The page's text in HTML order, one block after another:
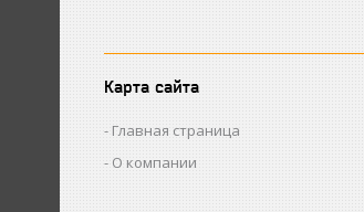
Карта сайта
Главная страница
О компании